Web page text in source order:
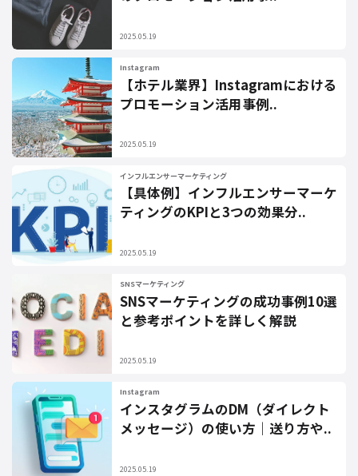
2025.05.19
Instagram
【ホテル業界】Instagramにおける
プロモーション活用事例..
2025.05.19
インフルエンサーマーケティング
【具体例】インフルエンサーマーケ
ティングのKPIと3つの効果分..
2025.05.19
SNSマーケティング
SNSマーケティングの成功事例10選
と参考ポイントを詳しく解説
2025.05.19
Instagram
インスタグラムのDM（ダイレクト
メッセージ）の使い方｜送り方や..
2025.05.19